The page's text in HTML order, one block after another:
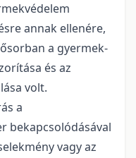
annak ellenére,
a gyermek-
és az
volt.
a
bekapcsolódásával
vagy az